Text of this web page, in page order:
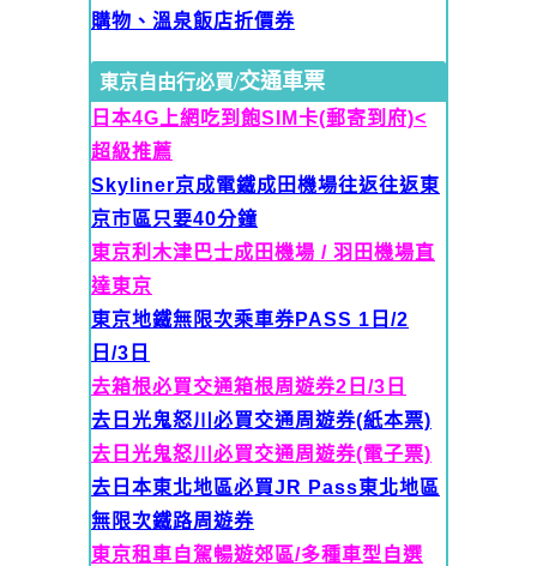
購物、溫泉飯店折價券
東京自由行必買/交通車票
日本4G上網吃到飽SIM卡(郵寄到府)<
超級推薦
Skyliner京成電鐵成田機場往返往返東
京市區只要40分鐘
東京利木津巴士成田機場 / 羽田機場直
達東京
東京地鐵無限次乘車券PASS 1日/2
日/3日
去箱根必買交通箱根周遊券2日/3日
去日光鬼怒川必買交通周遊券(紙本票)
去日光鬼怒川必買交通周遊券(電子票)
去日本東北地區必買JR Pass東北地區
無限次鐵路周遊券
東京租車自駕暢遊郊區/多種車型自選